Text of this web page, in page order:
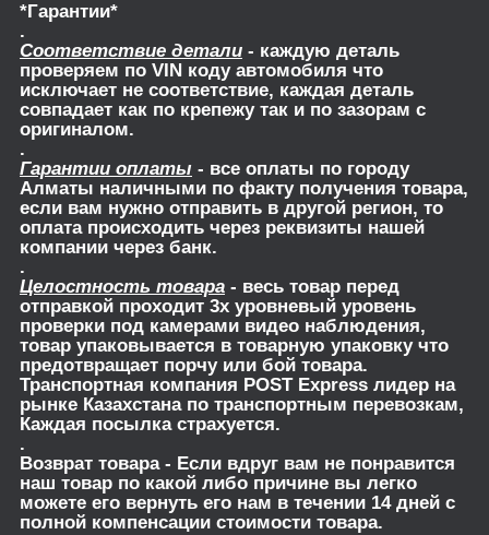
*Гарантии*
.
Соответствие детали - каждую деталь
проверяем по VIN коду автомобиля что
исключает не соответствие, каждая деталь
совпадает как по крепежу так и по зазорам с
оригиналом.
.
Гарантии оплаты - все оплаты по городу
Алматы наличными по факту получения товара,
если вам нужно отправить в другой регион, то
оплата происходить через реквизиты нашей
компании через банк.
.
Целостность товара - весь товар перед
отправкой проходит 3х уровневый уровень
проверки под камерами видео наблюдения,
товар упаковывается в товарную упаковку что
предотвращает порчу или бой товара.
Транспортная компания POST Express лидер на
рынке Казахстана по транспортным перевозкам,
Каждая посылка страхуется.
.
Возврат товара- Если вдруг вам не понравится
наш товар по какой либо причине вы легко
можете его вернуть его нам в течении 14 дней с
полной компенсации стоимости товара.